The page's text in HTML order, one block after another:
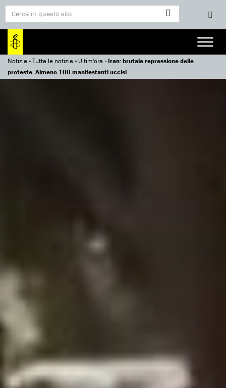
Notizie»Tutte le notizie» Ultim'ora »Iran: brutale repressione delle
proteste. Almeno 100 manifestanti uccisi